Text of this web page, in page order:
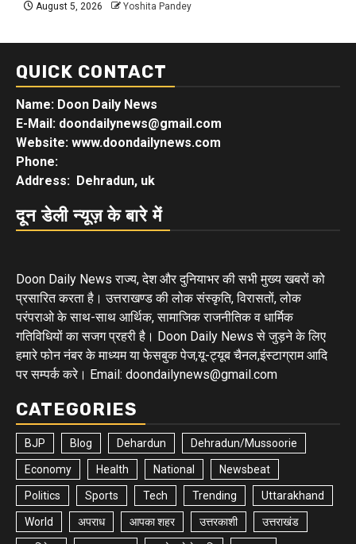
August 5, 2026 Yoshita Pandey
QUICK CONTACT
Name: Doon Daily News
E-Mail: doondailynews@gmail.com
Website: www.doondailynews.com
Phone:
Address: Dehradun, uk
दून डेली न्यूज़ के बारे में
Doon Daily News राज्य, देश और दुनियाभर की सभी मुख्य खबरों को
प्रसारित करता है। उत्तराखण्ड की लोक संस्कृति, विरासतों, लोक
परंपराओ के साथ-साथ आर्थिक, सामाजिक राजनीतिक व धार्मिक
गतिविधियों का सजग प्रहरी है। Doon Daily News से जुड़ने के लिए
हमारे फोन नंबर के माध्यम या फेसबुक पेज,यू-ट्यूब चैनल,इंस्टाग्राम आदि
पर सम्पर्क करे। Email: doondailynews@gmail.com
CATEGORIES
BJP Blog Dehardun Dehradun/Mussoorie
Economy Health National Newsbeat
Politics Sports Tech Trending Uttarakhand
World अपराध आपका शहर उत्तरकाशी उत्तराखंड